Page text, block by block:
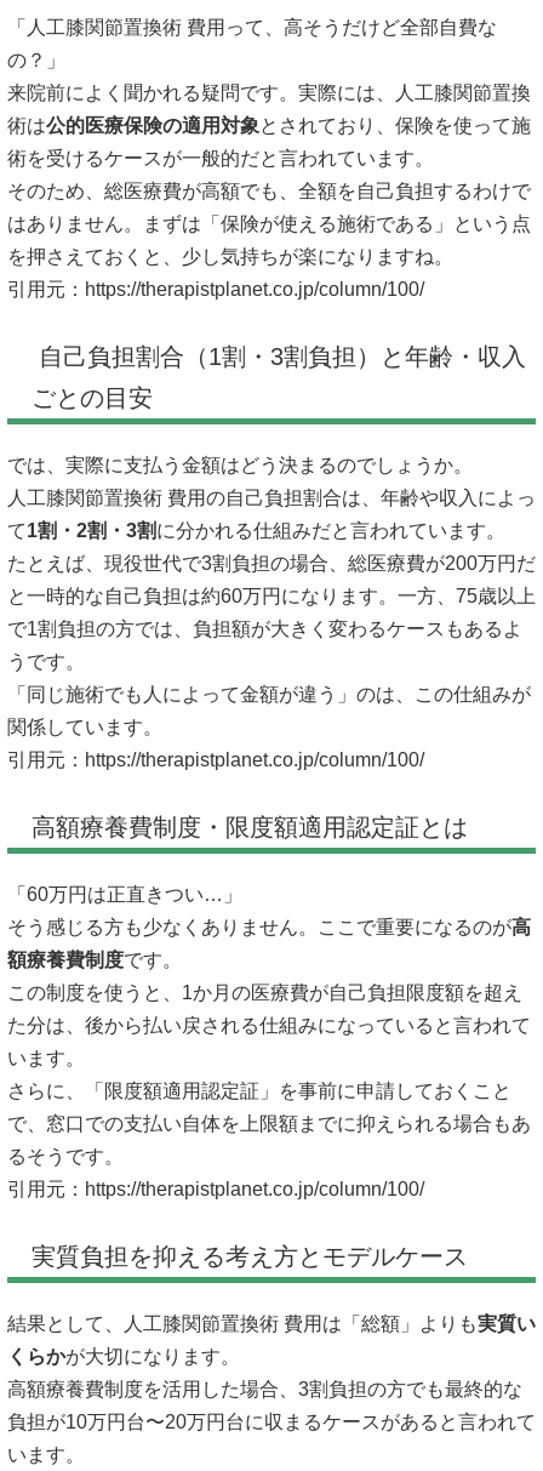
「人工膝関節置換術 費用って、高そうだけど全部自費な
の？」
来院前によく聞かれる疑問です。実際には、人工膝関節置換
術は公的医療保険の適用対象とされており、保険を使って施
術を受けるケースが一般的だと言われています。
そのため、総医療費が高額でも、全額を自己負担するわけで
はありません。まずは「保険が使える施術である」という点
を押さえておくと、少し気持ちが楽になりますね。
引用元： https://therapistplanet.co.jp/column/100/
自己負担割合（1割・3割負担）と年齢・収入
ごとの目安
では、実際に支払う金額はどう決まるのでしょうか。
人工膝関節置換術 費用の自己負担割合は、年齢や収入によっ
て1割・2割・3割に分かれる仕組みだと言われています。
たとえば、現役世代で3割負担の場合、総医療費が200万円だ
と一時的な自己負担は約60万円になります。一方、75歳以上
で1割負担の方では、負担額が大きく変わるケースもあるよ
うです。
「同じ施術でも人によって金額が違う」のは、この仕組みが
関係しています。
引用元： https://therapistplanet.co.jp/column/100/
高額療養費制度・限度額適用認定証とは
「60万円は正直きつい…」
そう感じる方も少なくありません。ここで重要になるのが高
額療養費制度です。
この制度を使うと、1か月の医療費が自己負担限度額を超え
た分は、後から払い戻される仕組みになっていると言われて
います。
さらに、「限度額適用認定証」を事前に申請しておくこと
で、窓口での支払い自体を上限額までに抑えられる場合もあ
るそうです。
引用元： https://therapistplanet.co.jp/column/100/
実質負担を抑える考え方とモデルケース
結果として、人工膝関節置換術 費用は「総額」よりも実質い
くらかが大切になります。
高額療養費制度を活用した場合、3割負担の方でも最終的な
負担が10万円台〜20万円台に収まるケースがあると言われて
います。